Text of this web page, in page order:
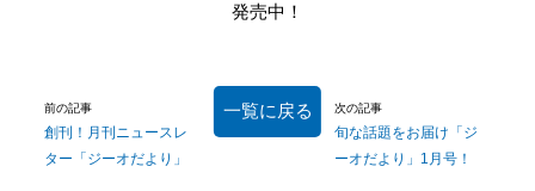
発売中！
前の記事
創刊！月刊ニュースレ
ター「ジーオだより」
次の記事
旬な話題をお届け「ジ
ーオだより」1月号！
一覧に戻る